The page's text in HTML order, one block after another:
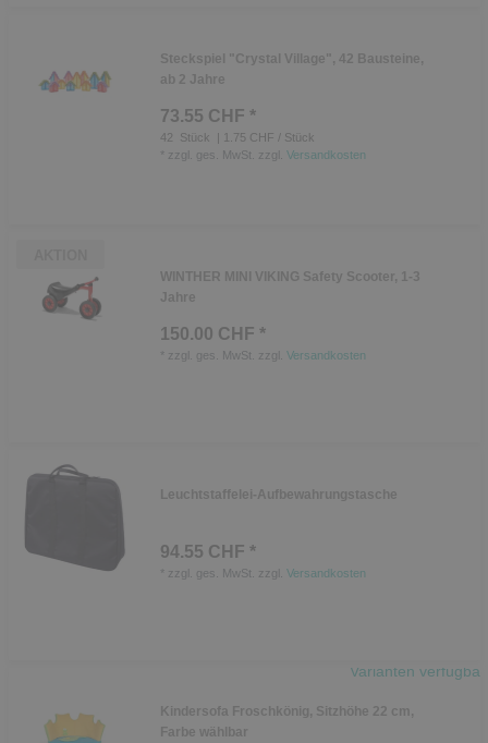
Steckspiel "Crystal Village", 42 Bausteine,
ab 2 Jahre
73.55 CHF *
42 Stück
| 1.75 CHF / Stück
zzgl. ges. MwSt. zzgl. Versandkosten
WINTHER MINI VIKING Safety Scooter, 1-3
Jahre
150.00 CHF *
zzgl. ges. MwSt. zzgl. Versandkosten
Leuchtstaffelei-Aufbewahrungstasche
94.55 CHF *
zzgl. ges. MwSt. zzgl. Versandkosten
Varianten verfügbar
Kindersofa Froschkönig, Sitzhöhe 22 cm,
Farbe wählbar